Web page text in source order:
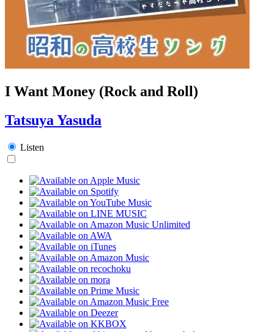
I Want Money (Rock and Roll)
Tatsuya Yasuda
Listen